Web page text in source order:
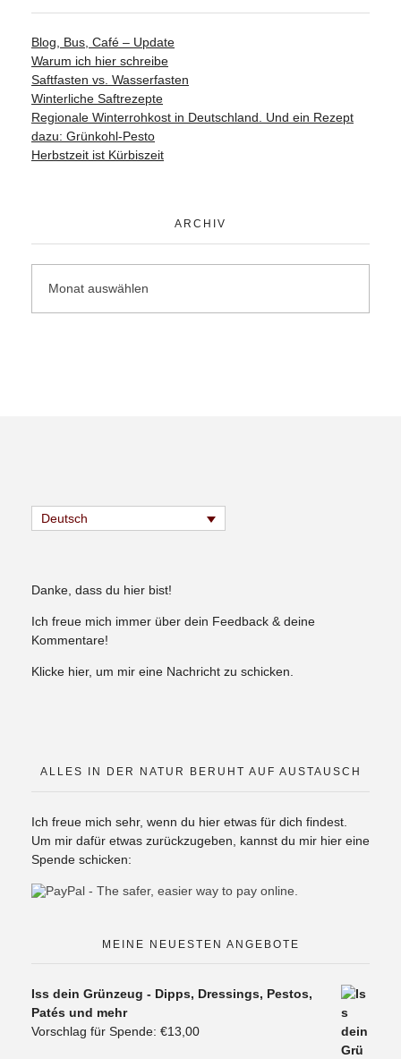
Blog, Bus, Café – Update
Warum ich hier schreibe
Saftfasten vs. Wasserfasten
Winterliche Saftrezepte
Regionale Winterrohkost in Deutschland. Und ein Rezept
dazu: Grünkohl-Pesto
Herbstzeit ist Kürbiszeit
ARCHIV
Deutsch
Danke, dass du hier bist!
Ich freue mich immer über dein Feedback & deine
Kommentare!
Klicke hier, um mir eine Nachricht zu schicken.
ALLES IN DER NATUR BERUHT AUF AUSTAUSCH
Ich freue mich sehr, wenn du hier etwas für dich findest.
Um mir dafür etwas zurückzugeben, kannst du mir hier eine
Spende schicken:
MEINE NEUESTEN ANGEBOTE
Iss dein Grünzeug - Dipps, Dressings, Pestos,
Patés und mehr
Vorschlag für Spende: €13,00